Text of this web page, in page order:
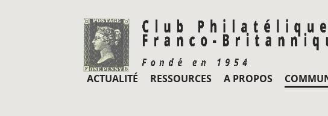
ACTUALITÉ RESSOURCES A PROPOS